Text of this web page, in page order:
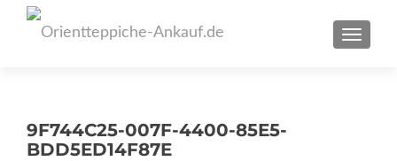
9F744C25-007F-4400-85E5-
BDD5ED14F87E